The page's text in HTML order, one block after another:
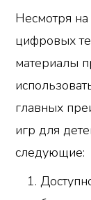
Несмотря на
цифровых
материалы
главных
игр для
следующие: